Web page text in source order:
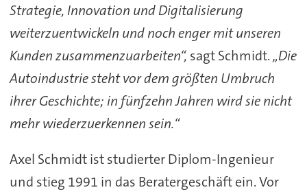
Strategie, Innovation und Digitalisierung
weiterzuentwickeln und noch enger mit unseren
Kunden zusammenzuarbeiten“, sagt Schmidt.„Die
Autoindustrie steht vor dem größten Umbruch
ihrer Geschichte; in fünfzehn Jahren wird sie nicht
mehr wiederzuerkennen sein.“
Axel Schmidt ist studierter Diplom-Ingenieur
und stieg 1991 in das Beratergeschäft ein. Vor